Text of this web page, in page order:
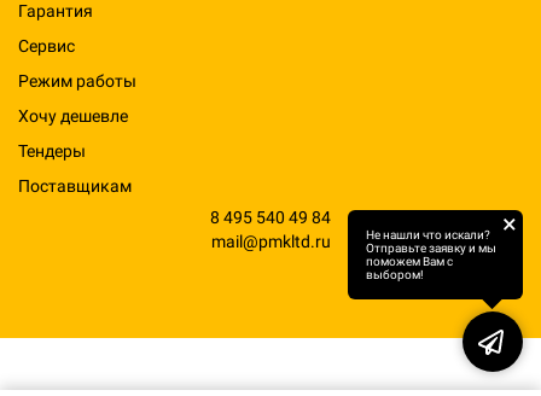
Гарантия
Сервис
Режим работы
Хочу дешевле
Тендеры
Поставщикам
8 495 540 49 84
mail@pmkltd.ru
Не нашли что искали?
Отправьте заявку и мы
поможем Вам с
выбором!
×